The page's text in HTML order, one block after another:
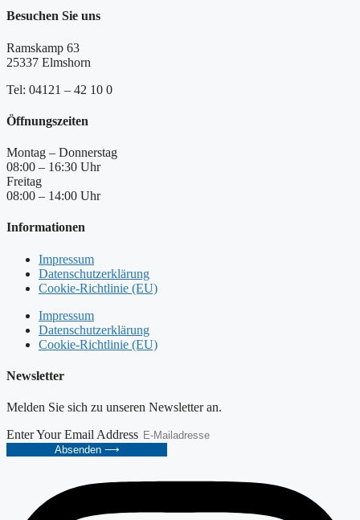
Besuchen Sie uns
Ramskamp 63
25337 Elmshorn
Tel: 04121 – 42 10 0
Öffnungszeiten
Montag – Donnerstag
08:00 – 16:30 Uhr
Freitag
08:00 – 14:00 Uhr
Informationen
Impressum
Datenschutzerklärung
Cookie-Richtlinie (EU)
Impressum
Datenschutzerklärung
Cookie-Richtlinie (EU)
Newsletter
Melden Sie sich zu unseren Newsletter an.
Enter Your Email Address
Absenden ⟶